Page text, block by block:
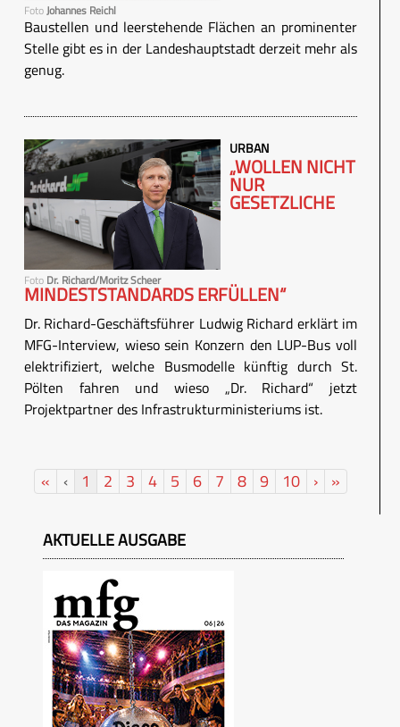
FotoJohannes Reichl
Baustellen und leerstehende Flächen an prominenter
Stelle gibt es in der Landeshauptstadt derzeit mehr als
genug.
Foto Dr. Richard/Moritz Scheer
URBAN
„WOLLEN NICHT
NUR
GESETZLICHE
MINDESTSTANDARDS ERFÜLLEN“
Dr. Richard-Geschäftsführer Ludwig Richard erklärt im
MFG-Interview, wieso sein Konzern den LUP-Bus voll
elektrifiziert, welche Busmodelle künftig durch St.
Pölten fahren und wieso „Dr. Richard“ jetzt
Projektpartner des Infrastrukturministeriums ist.
« ‹ 1 2 3 4 5 6 7 8 9 10 › »
AKTUELLE AUSGABE